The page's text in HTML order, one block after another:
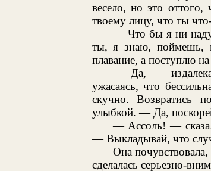
весело, но это
твоему лицу, что ты
— Что бы я ни
ты, я знаю, поймешь,
плавание, а поступлю
— Да, — издалека
ужасаясь, что
скучно. Возвратись
улыбкой. — Да,
— Ассоль! —
— Выкладывай, что
Она
сделалась серьезно-